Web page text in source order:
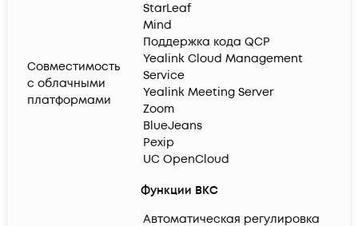
Совместимость
с облачными
платформами
StarLeaf
Mind
Поддержка кода QCP
Yealink Cloud Management
Service
Yealink Meeting Server
Zoom
BlueJeans
Pexip
UC OpenCloud
Функции ВКС
Автоматическая регулировка